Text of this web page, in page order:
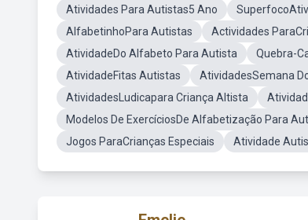
Atividades Para Autistas5 Ano
AlfabetinhoPara Autistas
Actividades
AtividadeDo Alfabeto Para Autista
Quebra-
AtividadeFitas Autistas
AtividadesSemana
AtividadesLudicapara Criança Altista
Modelos De ExercíciosDe Alfabetização Para
Jogos ParaCrianças Especiais
Atividade